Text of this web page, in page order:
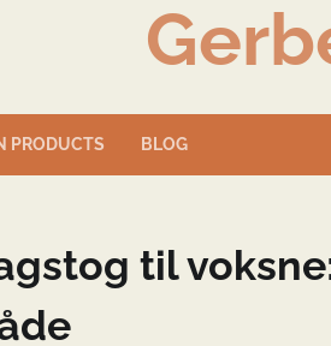
PRODUCTS BLOG
til